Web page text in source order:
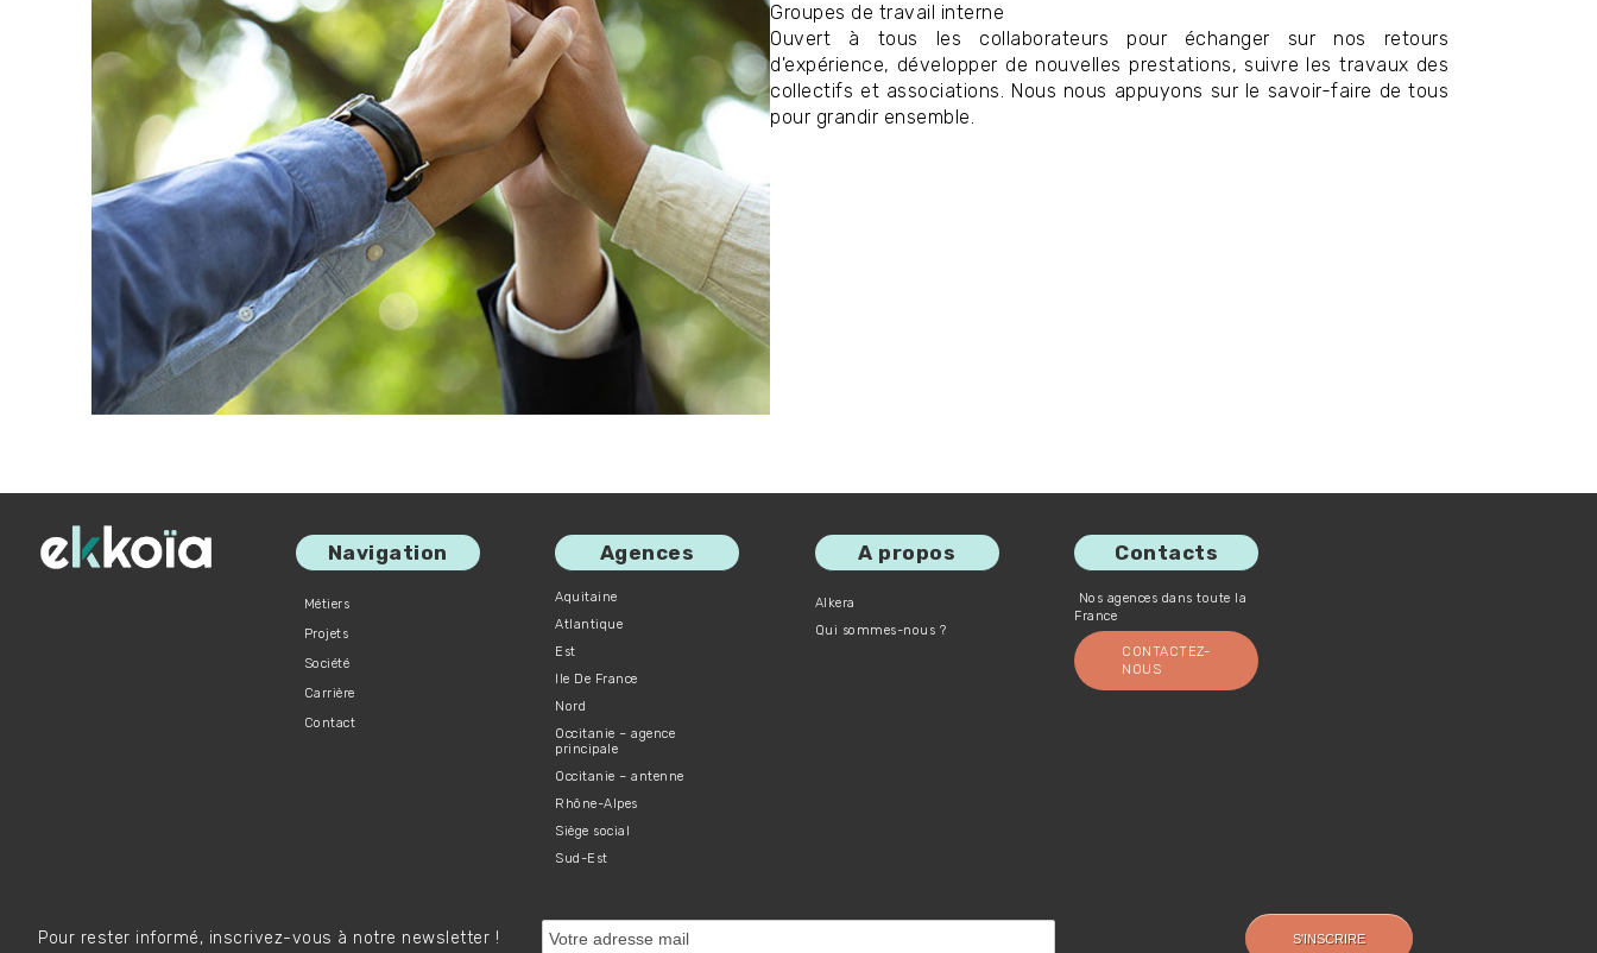
Groupes de travail interne
Ouvert à tous les collaborateurs pour échanger sur nos retours
d'expérience, développer de nouvelles prestations, suivre les travaux des
collectifs et associations. Nous nous appuyons sur le savoir-faire de tous
pour grandir ensemble.
Navigation
Métiers
Projets
Société
Carrière
Contact
Agences
Aquitaine
Atlantique
Est
Ile De France
Nord
Occitanie – agence
principale
Occitanie – antenne
Rhône-Alpes
Siège social
Sud-Est
A propos
Alkera
Qui sommes-nous ?
Contacts
Nos agences dans toute la
France
CONTACTEZ-
NOUS
Pour rester informé, inscrivez-vous à notre newsletter !